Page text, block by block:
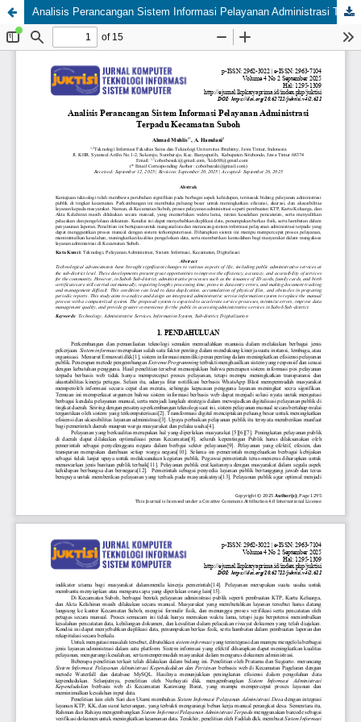
Analisis Perancangan Sistem Informasi Pelayanan Administrasi Terpadu Kecamatan Suboh